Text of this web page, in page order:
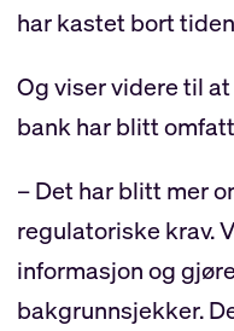
har kastet bort
Og viser videre til
bank har blitt
– Det har blitt mer
regulatoriske krav.
informasjon og
bakgrunnsjekker.